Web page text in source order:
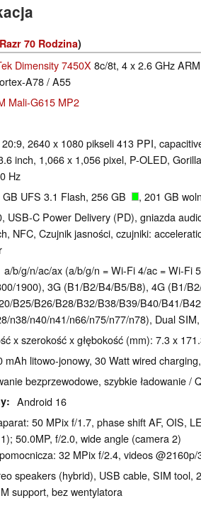
Razr 70 Rodzina)
Dimensity 7450X 8c/8t, 4 x 2.6 GHz
A78 / A55
Mali-G615 MP2
2640 x 1080 pikseli 413 PPI,
inch, 1,066 x 1,056 pixel, P-OLED,
Hz
GB UFS 3.1 Flash, 256 GB , 201 GB
USB-C Power Delivery (PD), gniazda
NFC, Czujnik jasności, czujniki:
a/b/g/n/ac/ax (a/b/g/n = Wi-Fi 4/ac = Wi-Fi
​1900), 3G (B1/​B2/​B4/​B5/​B8), 4G (B1/​
​B25/​B26/​B28/​B32/​B38/​B39/​B40/​B41/​
​n38/​n40/​n41/​n66/​n75/​n77/​n78), Dual
x szerokość x głębokość (mm): 7.3 x
mAh litowo-jonowy, 30 Watt wired
bezprzewodowe, szybkie ładowanie /
Android 16
50 MPix f/​1.7, phase shift AF, OIS,
50.0MP, f/​2.0, wide angle (camera 2)
32 MPix f/​2.4, videos @2160p/​
speakers (hybrid), USB cable, SIM tool,
support, bez wentylatora